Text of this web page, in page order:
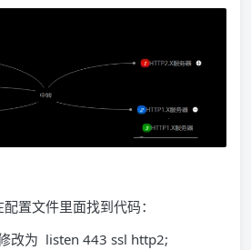
置文件里面找到代码：
改为 listen 443 ssl http2;